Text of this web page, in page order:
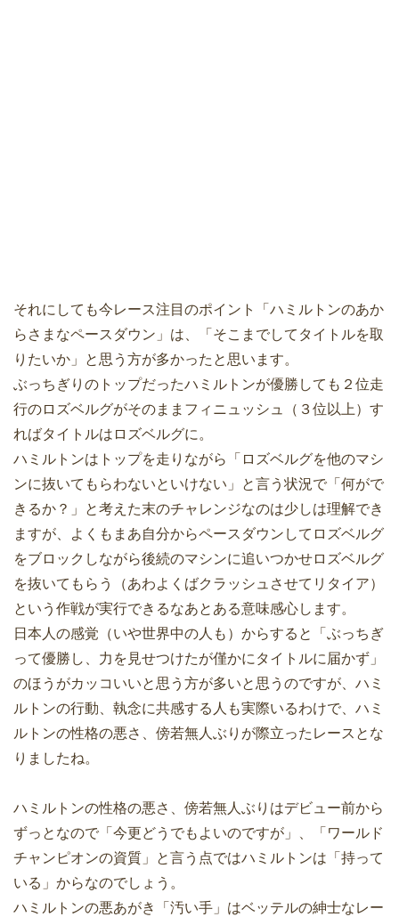
それにしても今レース注目のポイント「ハミルトンのあか
らさまなペースダウン」は、「そこまでしてタイトルを取
りたいか」と思う方が多かったと思います。
ぶっちぎりのトップだったハミルトンが優勝しても２位走
行のロズベルグがそのままフィニュッシュ（３位以上）す
ればタイトルはロズベルグに。
ハミルトンはトップを走りながら「ロズベルグを他のマシ
ンに抜いてもらわないといけない」と言う状況で「何がで
きるか？」と考えた末のチャレンジなのは少しは理解でき
ますが、よくもまあ自分からペースダウンしてロズベルグ
をブロックしながら後続のマシンに追いつかせロズベルグ
を抜いてもらう（あわよくばクラッシュさせてリタイア）
という作戦が実行できるなあとある意味感心します。
日本人の感覚（いや世界中の人も）からすると「ぶっちぎ
って優勝し、力を見せつけたが僅かにタイトルに届かず」
のほうがカッコいいと思う方が多いと思うのですが、ハミ
ルトンの行動、執念に共感する人も実際いるわけで、ハミ
ルトンの性格の悪さ、傍若無人ぶりが際立ったレースとな
りましたね。
ハミルトンの性格の悪さ、傍若無人ぶりはデビュー前から
ずっとなので「今更どうでもよいのですが」、「ワールド
チャンピオンの資質」と言う点ではハミルトンは「持って
いる」からなのでしょう。
ハミルトンの悪あがき「汚い手」はベッテルの紳士なレー